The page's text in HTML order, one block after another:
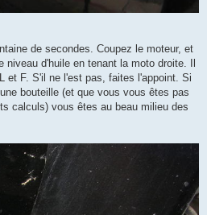
de secondes. Coupez le moteur, et
d'huile en tenant la moto droite. Il
et F. S'il ne l'est pas, faites l'appoint. Si
bouteille (et que vous vous êtes pas
calculs) vous êtes au beau milieu des